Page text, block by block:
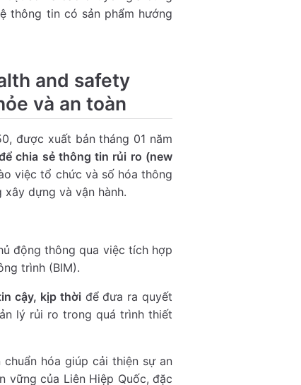
thông tin có sản phẩm hướng
and safety
và an toàn
được xuất bản tháng 01 năm
chia sẻ thông tin rủi ro (new
việc tổ chức và số hóa thông
dựng và vận hành.
động thông qua việc tích hợp
trình (BIM).
cậy, kịp thời để đưa ra quyết
lý rủi ro trong quá trình thiết
hóa giúp cải thiện sự an
vững của Liên Hiệp Quốc, đặc